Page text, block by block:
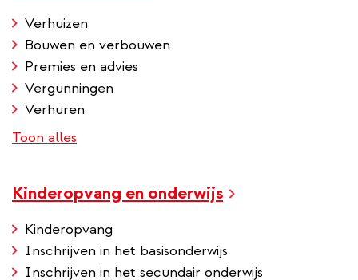
Verhuizen
Bouwen en verbouwen
Premies en advies
Vergunningen
Verhuren
Toon alles
Kinderopvang en onderwijs
Kinderopvang
Inschrijven in het basisonderwijs
Inschrijven in het secundair onderwijs